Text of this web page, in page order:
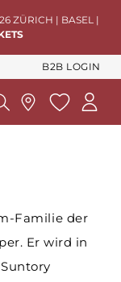
ZÜRICH | BASEL |
B2B LOGIN
Familie der
Er wird in